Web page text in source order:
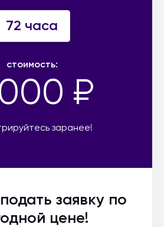
72 часа
стоимость:
₽
заранее!
заявку по
цене!